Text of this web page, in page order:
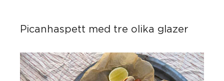
Picanhaspett med tre olika glazer